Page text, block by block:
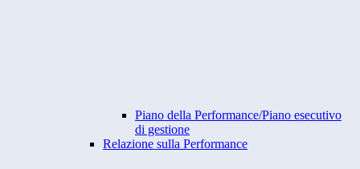
Piano della Performance/Piano esecutivo
di gestione
Relazione sulla Performance